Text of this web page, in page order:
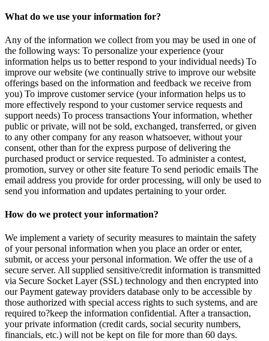
What do we use your information for?
Any of the information we collect from you may be used in one of
the following ways: To personalize your experience (your
information helps us to better respond to your individual needs) To
improve our website (we continually strive to improve our website
offerings based on the information and feedback we receive from
you) To improve customer service (your information helps us to
more effectively respond to your customer service requests and
support needs) To process transactions Your information, whether
public or private, will not be sold, exchanged, transferred, or given
to any other company for any reason whatsoever, without your
consent, other than for the express purpose of delivering the
purchased product or service requested. To administer a contest,
promotion, survey or other site feature To send periodic emails The
email address you provide for order processing, will only be used to
send you information and updates pertaining to your order.
How do we protect your information?
We implement a variety of security measures to maintain the safety
of your personal information when you place an order or enter,
submit, or access your personal information. We offer the use of a
secure server. All supplied sensitive/credit information is transmitted
via Secure Socket Layer (SSL) technology and then encrypted into
our Payment gateway providers database only to be accessible by
those authorized with special access rights to such systems, and are
required to?keep the information confidential. After a transaction,
your private information (credit cards, social security numbers,
financials, etc.) will not be kept on file for more than 60 days.